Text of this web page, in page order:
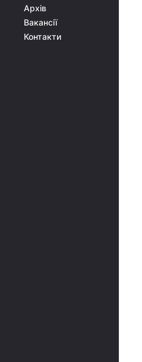
Архів
Вакансії
Контакти